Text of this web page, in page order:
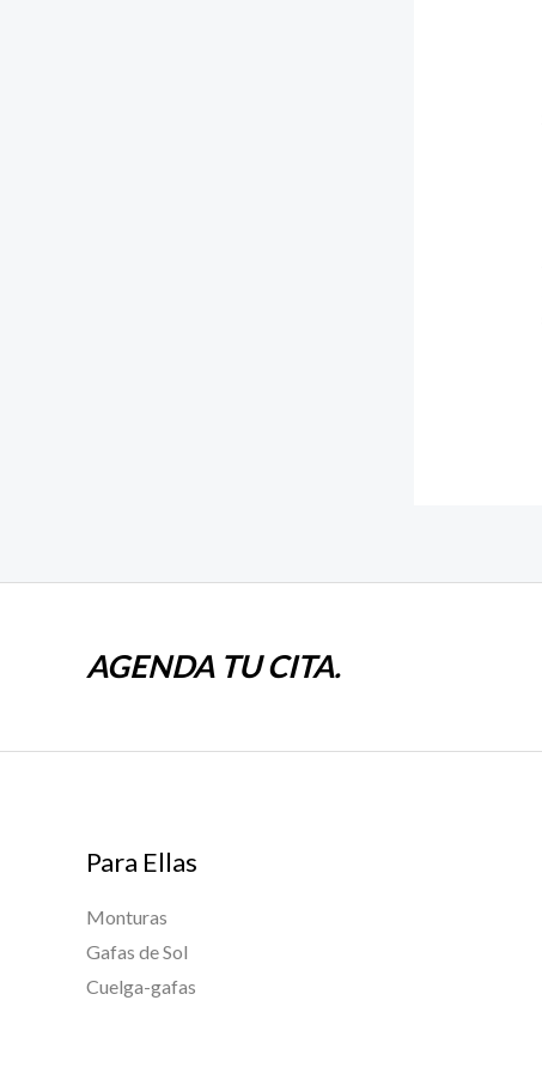
AGENDA TU CITA.
Para Ellas
Monturas
Gafas de Sol
Cuelga-gafas